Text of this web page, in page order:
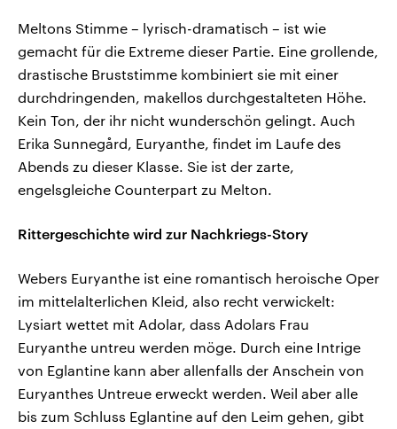
Meltons Stimme – lyrisch-dramatisch – ist wie
gemacht für die Extreme dieser Partie. Eine grollende,
drastische Bruststimme kombiniert sie mit einer
durchdringenden, makellos durchgestalteten Höhe.
Kein Ton, der ihr nicht wunderschön gelingt. Auch
Erika Sunnegård, Euryanthe, findet im Laufe des
Abends zu dieser Klasse. Sie ist der zarte,
engelsgleiche Counterpart zu Melton.
Rittergeschichte wird zur Nachkriegs-Story
Webers Euryanthe ist eine romantisch heroische Oper
im mittelalterlichen Kleid, also recht verwickelt:
Lysiart wettet mit Adolar, dass Adolars Frau
Euryanthe untreu werden möge. Durch eine Intrige
von Eglantine kann aber allenfalls der Anschein von
Euryanthes Untreue erweckt werden. Weil aber alle
bis zum Schluss Eglantine auf den Leim gehen, gibt